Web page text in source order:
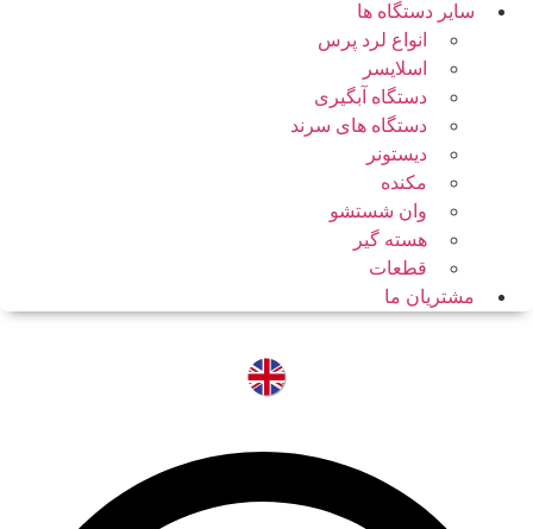
سایر دستگاه ها
انواع لرد پرس
اسلایسر
دستگاه آبگیری
دستگاه های سرند
دیستونر
مکنده
وان شستشو
هسته گیر
قطعات
مشتریان ما